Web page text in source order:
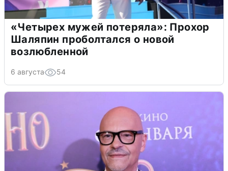
«Четырех мужей потеряла»: Прохор
Шаляпин проболтался о новой
возлюбленной
6 августа 54